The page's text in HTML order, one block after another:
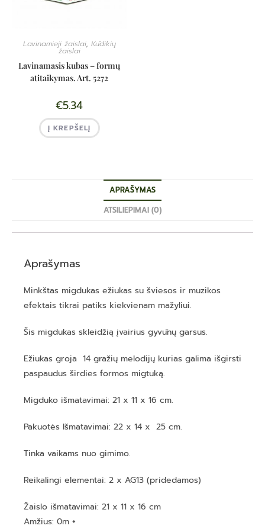
Lavinamieji žaislai, Kūdikių
žaislai
Lavinamasis kubas – formų
atitaikymas. Art. 5272
€5.34
Į KREPŠELĮ
APRAŠYMAS
ATSILIEPIMAI (0)
Aprašymas
Minkštas migdukas ežiukas su šviesos ir muzikos
efektais tikrai patiks kiekvienam mažyliui.
Šis migdukas skleidžią įvairius gyvūnų garsus.
Ežiukas groja 14 gražių melodijų kurias galima išgirsti
paspaudus širdies formos migtuką.
Migduko išmatavimai: 21 x 11 x 16 cm.
Pakuotės Išmatavimai: 22 x 14 x 25 cm.
Tinka vaikams nuo gimimo.
Reikalingi elementai: 2 x AG13 (pridedamos)
Žaislo išmatavimai: 21 x 11 x 16 cm
Amžius: 0m +